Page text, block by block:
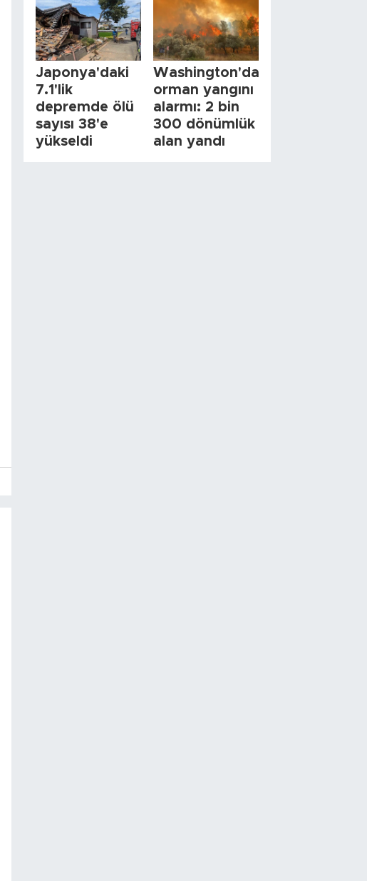
Japonya'daki
7.1'lik
depremde ölü
sayısı 38'e
yükseldi
Washington'da
orman yangını
alarmı: 2 bin
300 dönümlük
alan yandı